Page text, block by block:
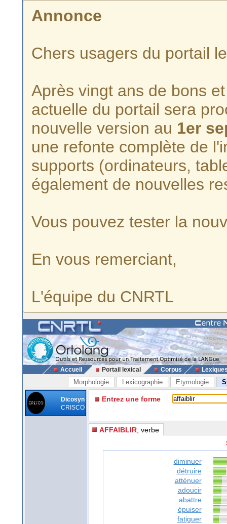
Annonce
Chers usagers du portail
Après vingt ans de bons
actuelle du portail sera
nouvelle version au 1er
une refonte complète de
supports (ordinateurs,
également de nouvelles
Vous pouvez tester la
En vous remerciant,
L'équipe du CNRTL
Accueil Portail lexical Corpus
Morphologie Lexicographie Etymologie
Dicosyn
CRISCO
Entrez une forme
AFFAIBLIR , verbe
diminuer
détruire
atténuer
adoucir
abattre
épuiser
fatiguer